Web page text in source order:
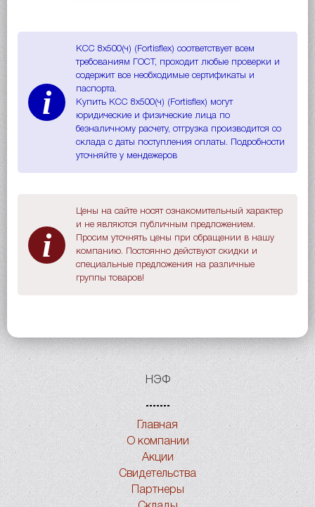
i
КСС 8x500(ч) (Fortisflex) соответствует всем
требованиям ГОСТ, проходит любые проверки и
содержит все необходимые сертификаты и
паспорта.
Купить КСС 8x500(ч) (Fortisflex) могут
юридические и физические лица по
безналичному расчету, отгрузка производится со
склада с даты поступления оплаты. Подробности
уточняйте у мендежеров
i
Цены на сайте носят ознакомительный характер
и не являются публичным предложением.
Просим уточнять цены при обращении в нашу
компанию. Постоянно действуют скидки и
специальные предложения на различные
группы товаров!
НЭФ
Главная
О компании
Акции
Свидетельства
Партнеры